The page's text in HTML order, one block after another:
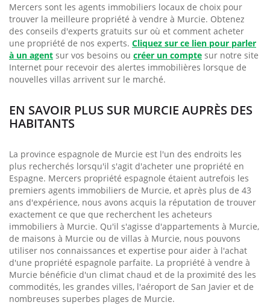
Mercers sont les agents immobiliers locaux de choix pour
trouver la meilleure propriété à vendre à Murcie. Obtenez
des conseils d'experts gratuits sur où et comment acheter
une propriété de nos experts. Cliquez sur ce lien pour parler
à un agent sur vos besoins ou créer un compte sur notre site
Internet pour recevoir des alertes immobilières lorsque de
nouvelles villas arrivent sur le marché.
EN SAVOIR PLUS SUR MURCIE AUPRÈS DES
HABITANTS
La province espagnole de Murcie est l'un des endroits les
plus recherchés lorsqu'il s'agit d'acheter une propriété en
Espagne. Mercers propriété espagnole étaient autrefois les
premiers agents immobiliers de Murcie, et après plus de 43
ans d'expérience, nous avons acquis la réputation de trouver
exactement ce que que recherchent les acheteurs
immobiliers à Murcie. Qu'il s'agisse d'appartements à Murcie,
de maisons à Murcie ou de villas à Murcie, nous pouvons
utiliser nos connaissances et expertise pour aider à l'achat
d'une propriété espagnole parfaite. La propriété à vendre à
Murcie bénéficie d'un climat chaud et de la proximité des les
commodités, les grandes villes, l'aéroport de San Javier et de
nombreuses superbes plages de Murcie.